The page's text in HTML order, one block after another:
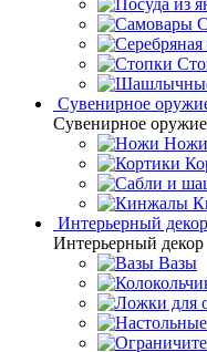
Сувенирное
Сувенирное оружие
Ножи
Интерьерный декор
Интерьерный декор
Вазы